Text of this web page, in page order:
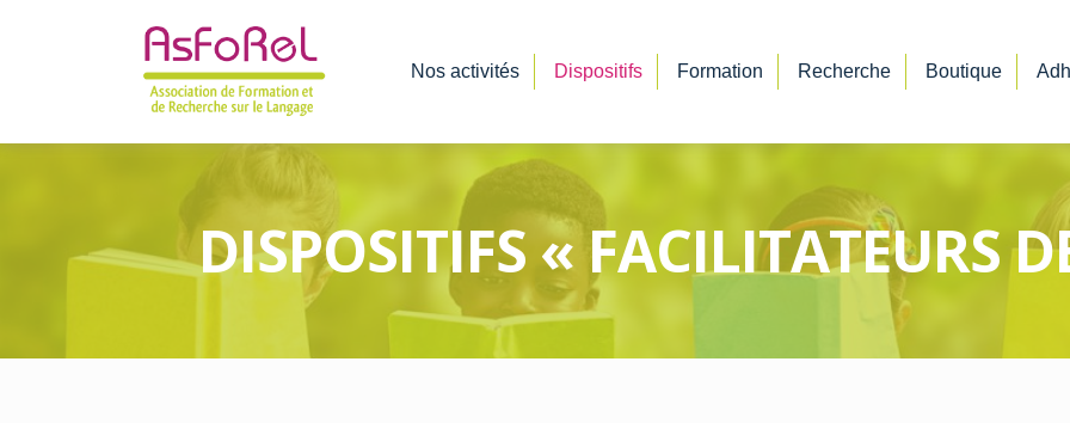
Nos activités Dispositifs Formation Recherche Boutique
DISPOSITIFS « FACILITATEURS